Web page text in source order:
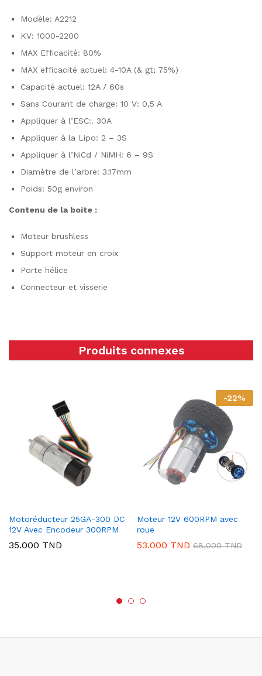
Modèle: A2212
KV: 1000-2200
MAX Efficacité: 80%
MAX efficacité actuel: 4-10A (& gt; 75%)
Capacité actuel: 12A / 60s
Sans Courant de charge: 10 V: 0,5 A
Appliquer à l’ESC:. 30A
Appliquer à la Lipo: 2 – 3S
Appliquer à l’NiCd / NiMH: 6 – 9S
Diamètre de l’arbre: 3.17mm
Poids: 50g environ
Contenu de la boite :
Moteur brushless
Support moteur en croix
Porte hélice
Connecteur et visserie
Produits connexes
Motoréducteur 25GA-300 DC
12V Avec Encodeur 300RPM
35.000 TND
-22%
Moteur 12V 600RPM avec
roue
53.000 TND 68.000TND